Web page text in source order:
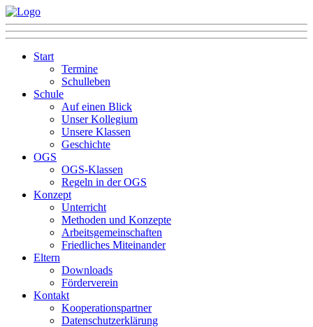
Start
Termine
Schulleben
Schule
Auf einen Blick
Unser Kollegium
Unsere Klassen
Geschichte
OGS
OGS-Klassen
Regeln in der OGS
Konzept
Unterricht
Methoden und Konzepte
Arbeitsgemeinschaften
Friedliches Miteinander
Eltern
Downloads
Förderverein
Kontakt
Kooperationspartner
Datenschutzerklärung